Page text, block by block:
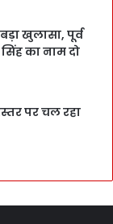
खुलासा, पूर्व
का नाम दो
पर चल रहा